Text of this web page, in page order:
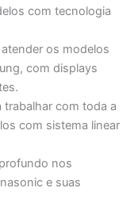
com tecnologia
os modelos
com displays
trabalhar com toda a
com sistema linear
nos
e suas